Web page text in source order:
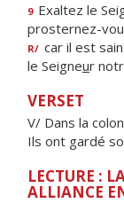
9 Exaltez le
prosternez-
R/ car il est
le Seigneur
VERSET
V/ Dans la
Ils ont gardé
LECTURE :
ALLIANCE